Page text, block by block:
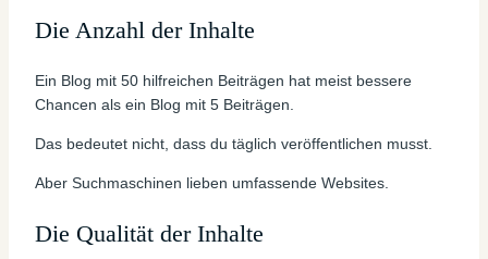
Die Anzahl der Inhalte
Ein Blog mit 50 hilfreichen Beiträgen hat meist bessere
Chancen als ein Blog mit 5 Beiträgen.
Das bedeutet nicht, dass du täglich veröffentlichen musst.
Aber Suchmaschinen lieben umfassende Websites.
Die Qualität der Inhalte